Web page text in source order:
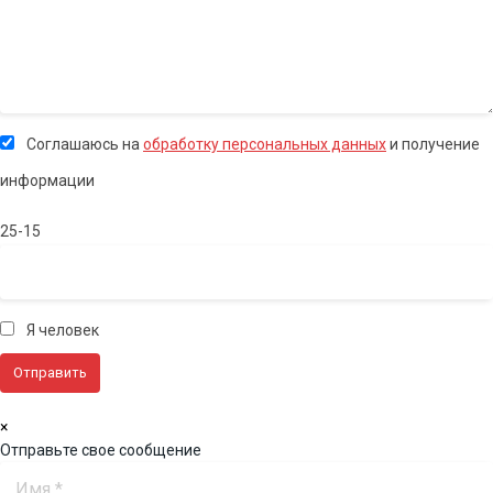
Соглашаюсь на обработку персональных данныхи получение
информации
25-15
Я человек
×
Отправьте свое сообщение